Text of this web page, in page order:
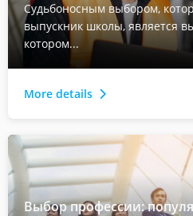
Судьбоносным выбором,
выпускник школы, является
котором...
More details
Выбор профессии: